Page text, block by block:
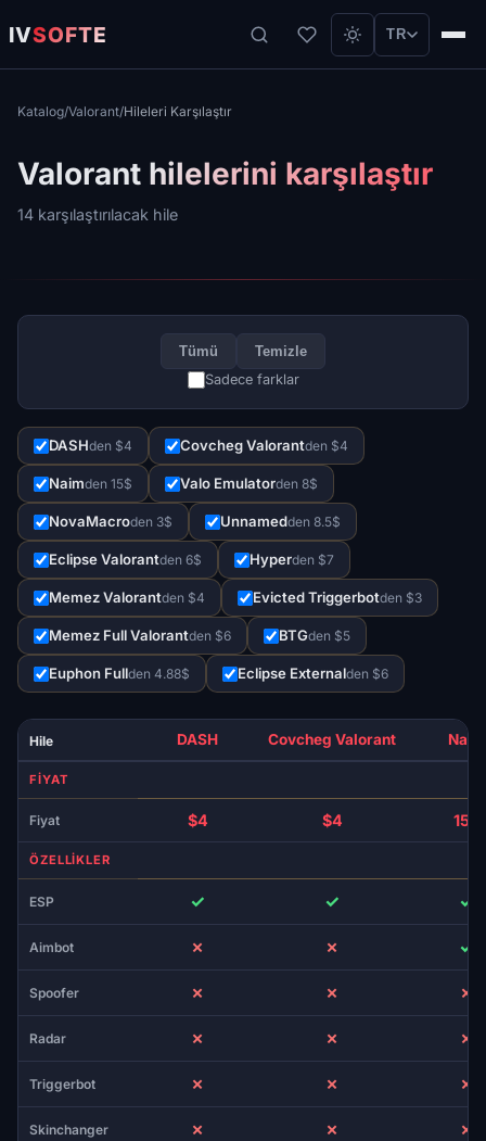
IVSOFTE TR
Katalog/Valorant/Hileleri Karşılaştır
Valorant hilelerini karşılaştır
14 karşılaştırılacak hile
Tümü
Temizle
Sadece farklar
DASHden $4 Covcheg Valorantden $4
Naimden 15$ Valo Emulatorden 8$
NovaMacroden 3$ Unnamedden 8.5$
Eclipse Valorantden 6$ Hyperden $7
Memez Valorantden $4 Evicted Triggerbotden $3
Memez Full Valorantden $6 BTGden $5
Euphon Fullden 4.88$ Eclipse Externalden $6
Hile DASH Covcheg Valorant Naim
FIYAT
Fiyat $4 $4 15$
ÖZELLIKLER
ESP ✓ ✓ ✓
Aimbot ✗ ✗ ✓
Spoofer ✗ ✗ ✗
Radar ✗ ✗ ✗
Triggerbot ✗ ✗ ✗
Skinchanger ✗ ✗ ✗